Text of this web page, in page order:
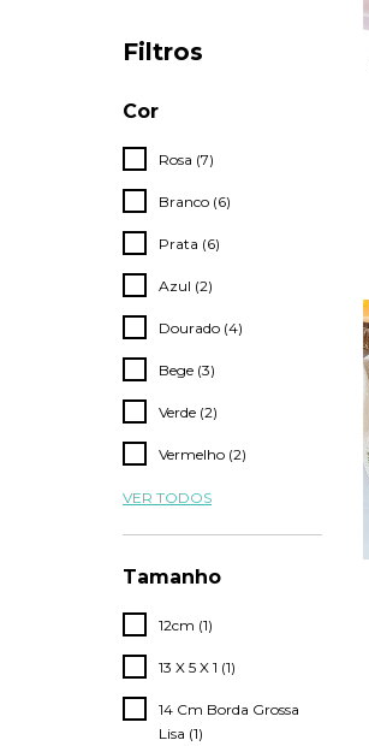
Filtros
Cor
Rosa (7)
Branco (6)
Prata (6)
Azul (2)
Dourado (4)
Bege (3)
Verde (2)
Vermelho (2)
VER TODOS
Tamanho
12cm (1)
13 X 5 X 1 (1)
14 Cm Borda Grossa
Lisa (1)